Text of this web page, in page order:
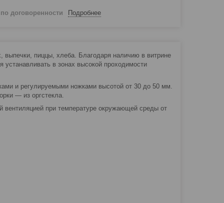
по договоренности Подробнее
выпечки, пиццы, хлеба. Благодаря наличию в витрине
в зонах высокой проходимости
и регулируемыми ножками высотой от 30 до 50 мм.
— из оргстекла.
вентиляцией при температуре окружающей среды от